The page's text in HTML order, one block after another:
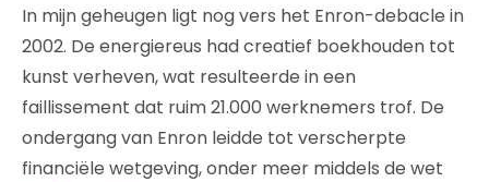
In mijn geheugen ligt nog vers het Enron-debacle in
2002. De energiereus had creatief boekhouden tot
kunst verheven, wat resulteerde in een
faillissement dat ruim 21.000 werknemers trof. De
ondergang van Enron leidde tot verscherpte
financiële wetgeving, onder meer middels de wet